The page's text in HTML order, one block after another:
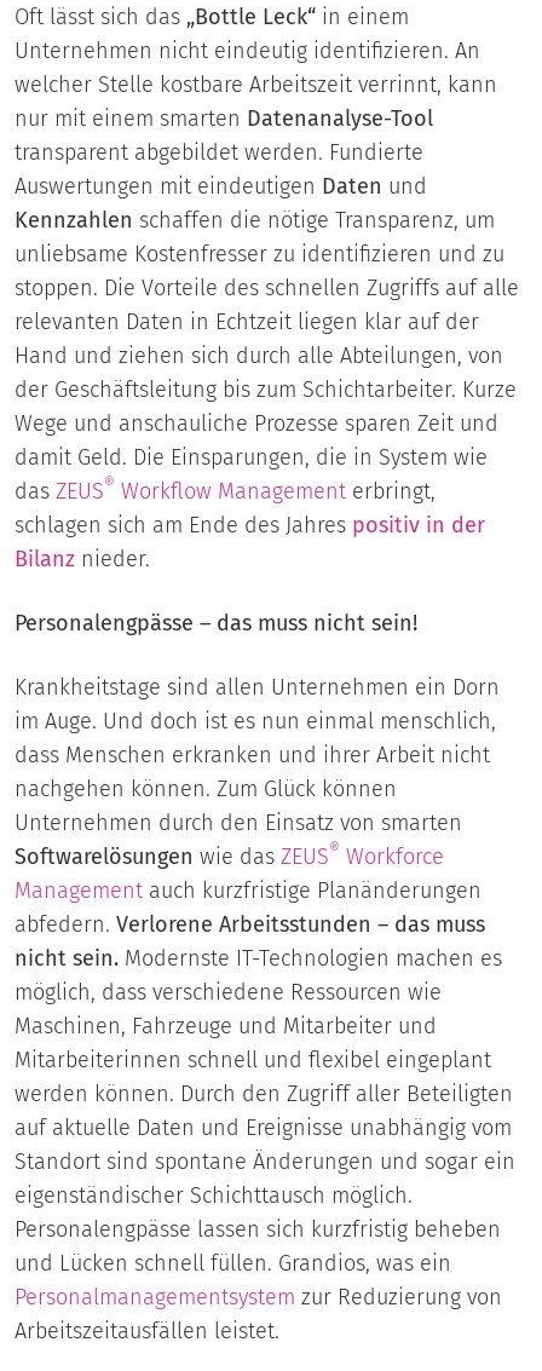
Oft lässt sich das „Bottle Leck“ in einem
Unternehmen nicht eindeutig identifizieren. An
welcher Stelle kostbare Arbeitszeit verrinnt, kann
nur mit einem smarten Datenanalyse-Tool
transparent abgebildet werden. Fundierte
Auswertungen mit eindeutigen Daten und
Kennzahlen schaffen die nötige Transparenz, um
unliebsame Kostenfresser zu identifizieren und zu
stoppen. Die Vorteile des schnellen Zugriffs auf alle
relevanten Daten in Echtzeit liegen klar auf der
Hand und ziehen sich durch alle Abteilungen, von
der Geschäftsleitung bis zum Schichtarbeiter. Kurze
Wege und anschauliche Prozesse sparen Zeit und
damit Geld. Die Einsparungen, die in System wie
das ZEUS® Workflow Management erbringt,
schlagen sich am Ende des Jahres positiv in der
Bilanz nieder.
Personalengpässe – das muss nicht sein!
Krankheitstage sind allen Unternehmen ein Dorn
im Auge. Und doch ist es nun einmal menschlich,
dass Menschen erkranken und ihrer Arbeit nicht
nachgehen können. Zum Glück können
Unternehmen durch den Einsatz von smarten
Softwarelösungen wie das ZEUS® Workforce
Management auch kurzfristige Planänderungen
abfedern. Verlorene Arbeitsstunden – das muss
nicht sein. Modernste IT-Technologien machen es
möglich, dass verschiedene Ressourcen wie
Maschinen, Fahrzeuge und Mitarbeiter und
Mitarbeiterinnen schnell und flexibel eingeplant
werden können. Durch den Zugriff aller Beteiligten
auf aktuelle Daten und Ereignisse unabhängig vom
Standort sind spontane Änderungen und sogar ein
eigenständischer Schichttausch möglich.
Personalengpässe lassen sich kurzfristig beheben
und Lücken schnell füllen. Grandios, was ein
Personalmanagementsystem zur Reduzierung von
Arbeitszeitausfällen leistet.